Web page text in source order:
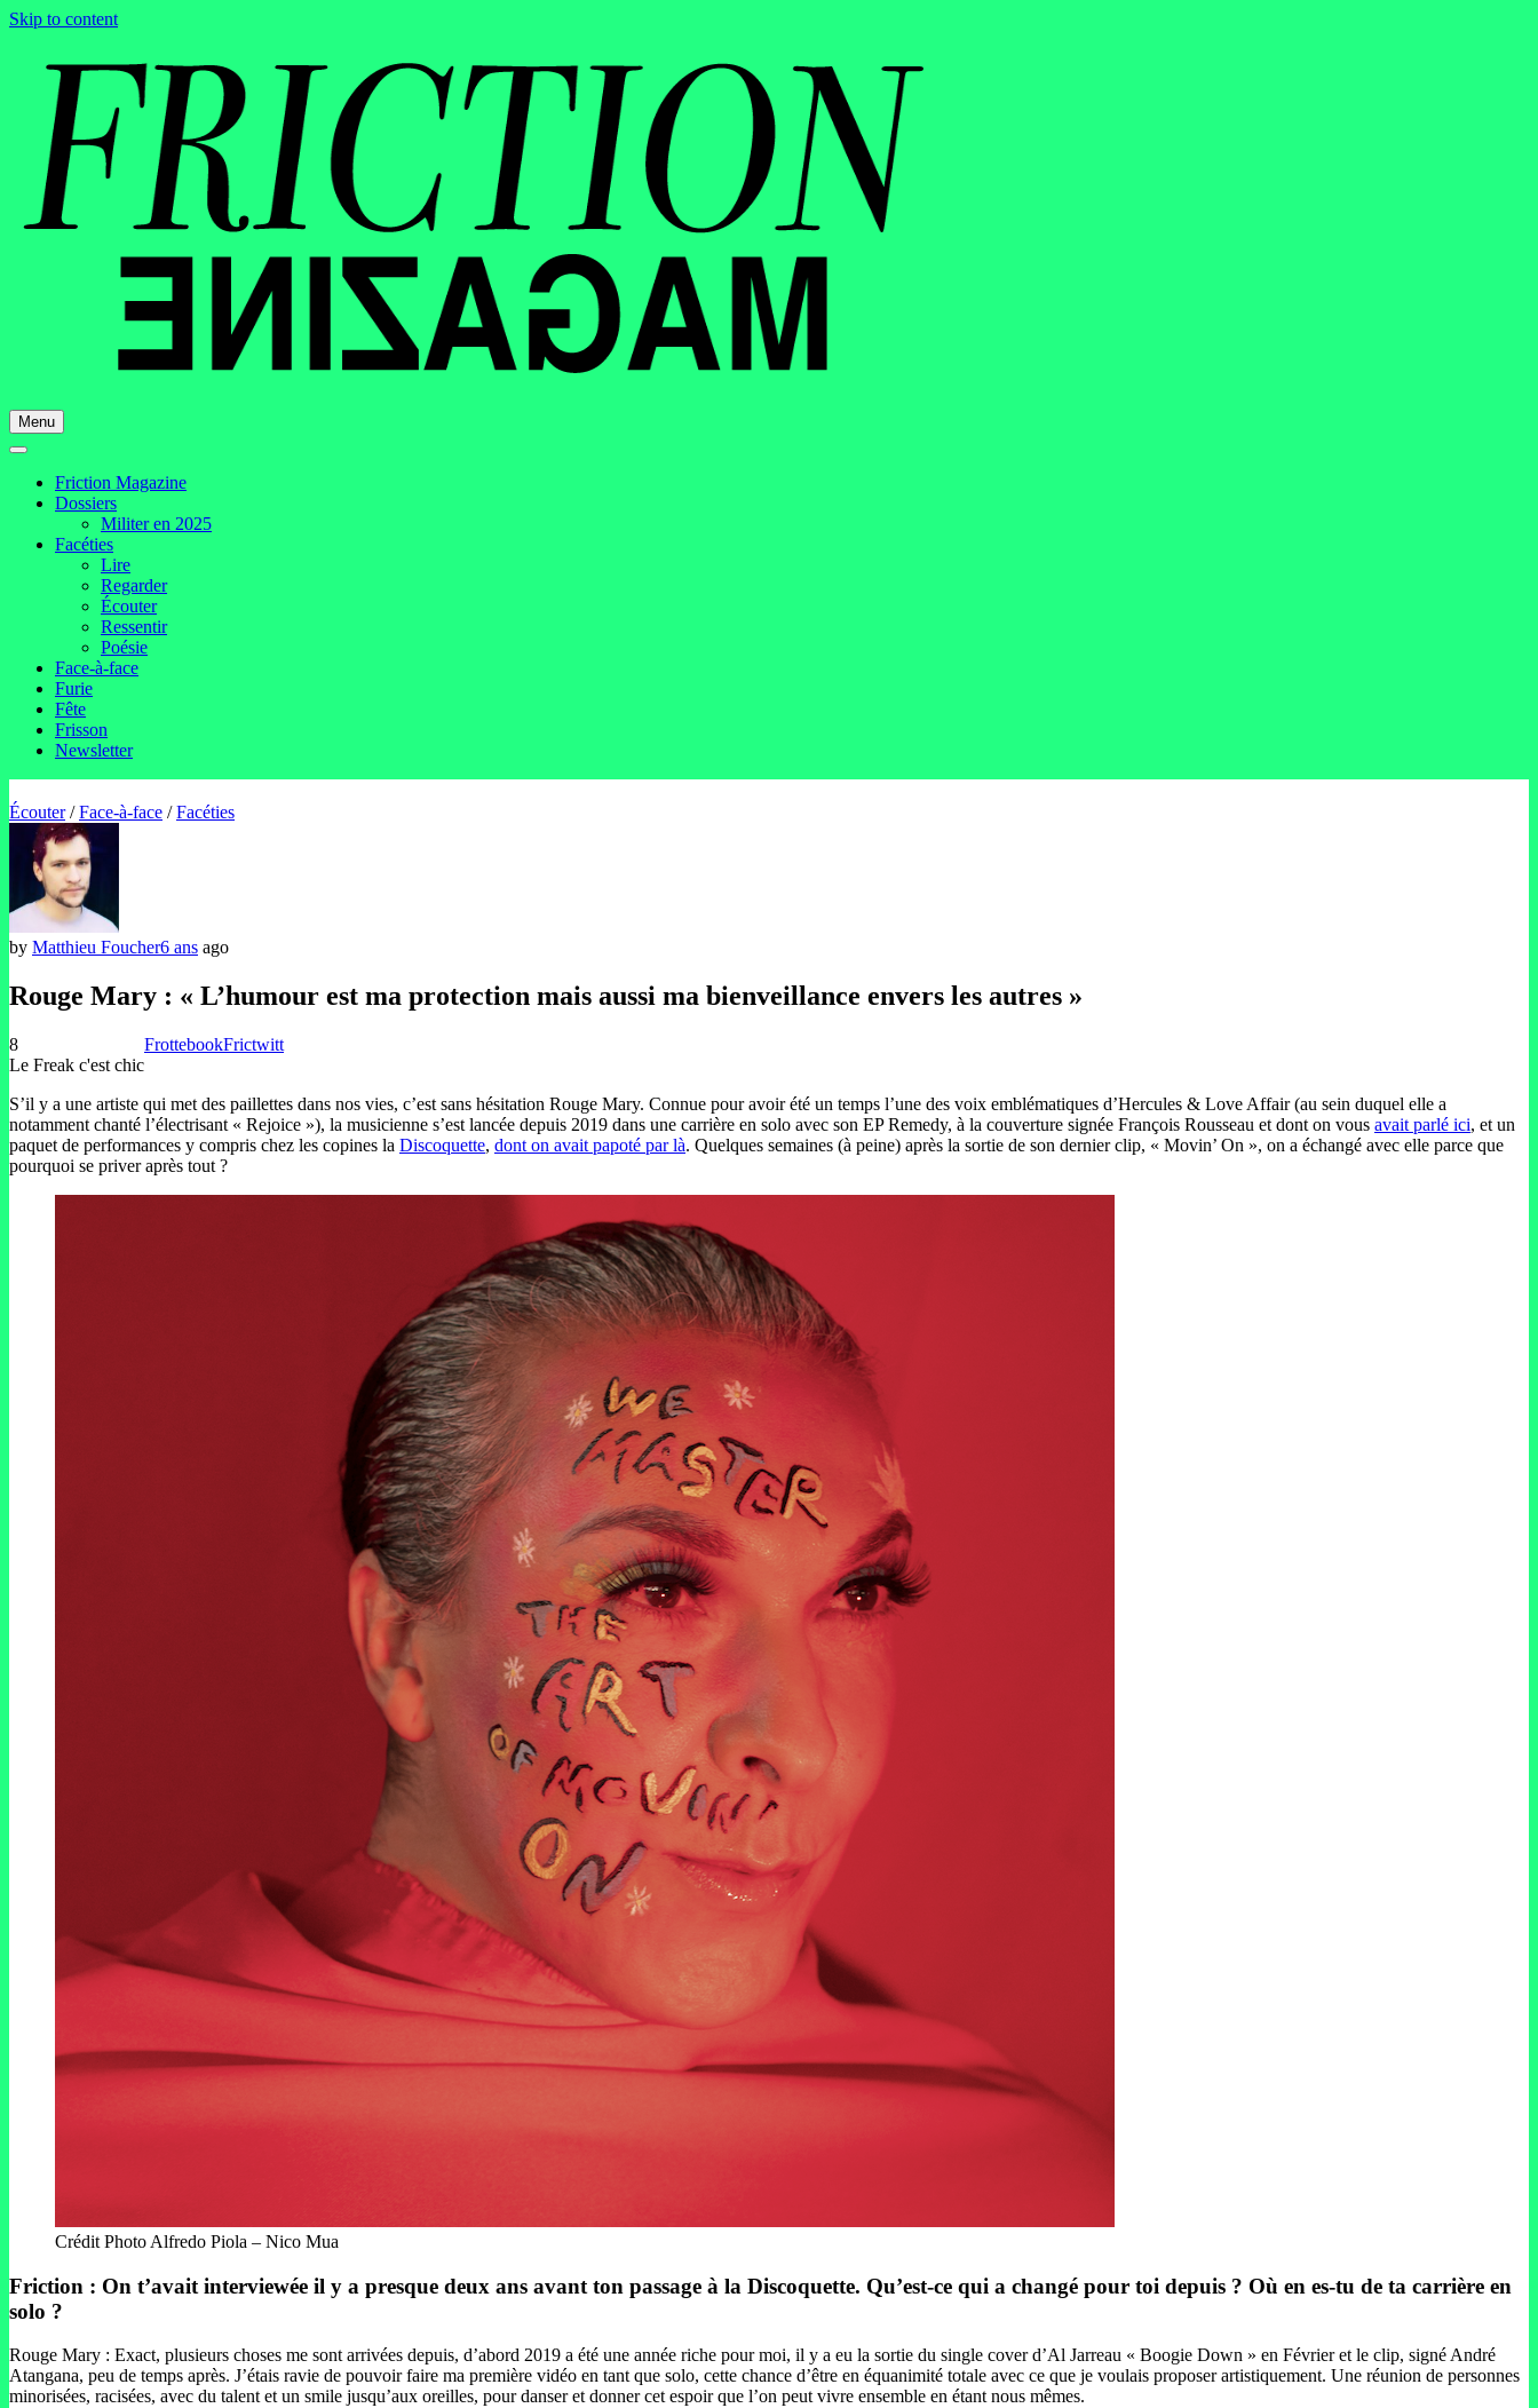
Skip to content
Menu
Friction Magazine
Dossiers
Militer en 2025
Facéties
Lire
Regarder
Écouter
Ressentir
Poésie
Face-à-face
Furie
Fête
Frisson
Newsletter
Écouter/Face-à-face /Facéties
by Matthieu Foucher6 ans ago
Rouge Mary : « L’humour est ma protection mais aussi ma bienveillance envers les autres »
8
Le Freak c'est chic
FrottebookFrictwitt
S’il y a une artiste qui met des paillettes dans nos vies, c’est sans hésitation Rouge Mary. Connue pour avoir été un temps l’une des voix emblématiques d’Hercules & Love Affair (au sein duquel elle a
notamment chanté l’électrisant « Rejoice »), la musicienne s’est lancée depuis 2019 dans une carrière en solo avec son EP Remedy, à la couverture signée François Rousseau et dont on vous avait parlé ici, et un
paquet de performances y compris chez les copines la Discoquette, dont on avait papoté par là. Quelques semaines (à peine) après la sortie de son dernier clip, « Movin’ On », on a échangé avec elle parce que
pourquoi se priver après tout ?
Crédit Photo Alfredo Piola – Nico Mua
Friction : On t’avait interviewée il y a presque deux ans avant ton passage à la Discoquette. Qu’est-ce qui a changé pour toi depuis ? Où en es-tu de ta carrière en
solo ?
Rouge Mary : Exact, plusieurs choses me sont arrivées depuis, d’abord 2019 a été une année riche pour moi, il y a eu la sortie du single cover d’Al Jarreau « Boogie Down » en Février et le clip, signé André
Atangana, peu de temps après. J’étais ravie de pouvoir faire ma première vidéo en tant que solo, cette chance d’être en équanimité totale avec ce que je voulais proposer artistiquement. Une réunion de personnes
minorisées, racisées, avec du talent et un smile jusqu’aux oreilles, pour danser et donner cet espoir que l’on peut vivre ensemble en étant nous mêmes.